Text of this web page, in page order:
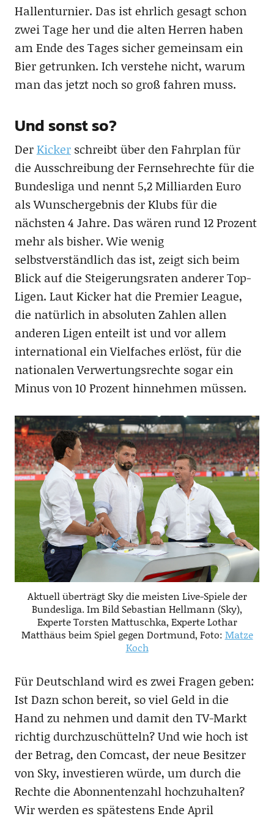
Hallenturnier. Das ist ehrlich gesagt schon
zwei Tage her und die alten Herren haben
am Ende des Tages sicher gemeinsam ein
Bier getrunken. Ich verstehe nicht, warum
man das jetzt noch so groß fahren muss.
Und sonst so?
DerKickerschreibt über den Fahrplan für
die Ausschreibung der Fernsehrechte für die
Bundesliga und nennt 5,2 Milliarden Euro
als Wunschergebnis der Klubs für die
nächsten 4 Jahre. Das wären rund 12 Prozent
mehr als bisher. Wie wenig
selbstverständlich das ist, zeigt sich beim
Blick auf die Steigerungsraten anderer Top-
Ligen. Laut Kicker hat die Premier League,
die natürlich in absoluten Zahlen allen
anderen Ligen enteilt ist und vor allem
international ein Vielfaches erlöst, für die
nationalen Verwertungsrechte sogar ein
Minus von 10 Prozent hinnehmen müssen.
Aktuell überträgt Sky die meisten Live-Spiele der
Bundesliga. Im Bild Sebastian Hellmann (Sky),
Experte Torsten Mattuschka, Experte Lothar
Matthäus beim Spiel gegen Dortmund, Foto: Matze
Koch
Für Deutschland wird es zwei Fragen geben:
Ist Dazn schon bereit, so viel Geld in die
Hand zu nehmen und damit den TV-Markt
richtig durchzuschütteln? Und wie hoch ist
der Betrag, den Comcast, der neue Besitzer
von Sky, investieren würde, um durch die
Rechte die Abonnentenzahl hochzuhalten?
Wir werden es spätestens Ende April